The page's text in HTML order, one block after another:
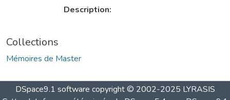
Description:
Collections
Mémoires de Master
DSpace9.1 software copyright © 2002-2025 LYRASIS